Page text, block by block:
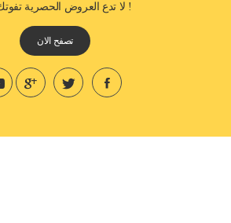
! لا تدع العروض الحصرية
تصفح الان